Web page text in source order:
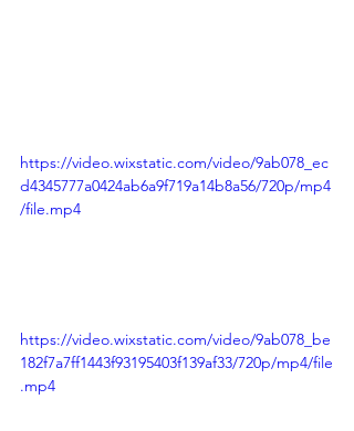
https://video.wixstatic.com/video/9ab078_ec
d4345777a0424ab6a9f719a14b8a56/720p/mp4
/file.mp4
https://video.wixstatic.com/video/9ab078_be
182f7a7ff1443f93195403f139af33/720p/mp4/file
.mp4